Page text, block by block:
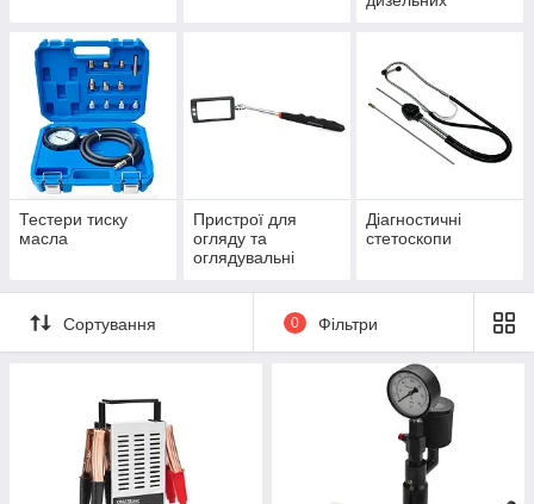
Тестери тиску
масла
Пристрої для
огляду та
оглядувальні
Діагностичні
стетоскопи
Сортування 0 Фільтри